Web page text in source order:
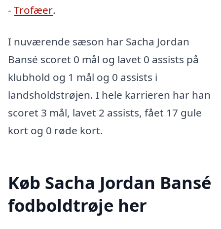
- Trofæer.
I nuværende sæson har Sacha Jordan
Bansé scoret 0 mål og lavet 0 assists på
klubhold og 1 mål og 0 assists i
landsholdstrøjen. I hele karrieren har han
scoret 3 mål, lavet 2 assists, fået 17 gule
kort og 0 røde kort.
Køb Sacha Jordan Bansé
fodboldtrøje her